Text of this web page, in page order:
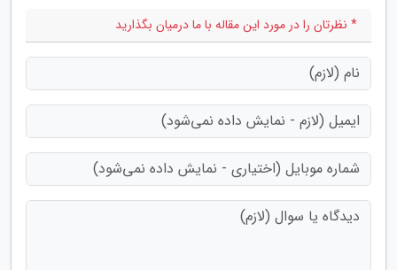
* نظرتان را در مورد این مقاله با ما درمیان بگذارید